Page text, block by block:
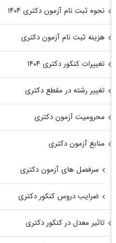
نحوه ثبت نام آزمون دکتری ۱۴۰۴
هزینه ثبت نام آزمون دکتری
تغییرات کنکور دکتری ۱۴۰۴
تغییر رشته در مقطع دکتری
محرومیت آزمون دکتری
منابع آزمون دکتری
سرفصل های آزمون دکتری
ضرایب دروس کنکور دکتری
تاثیر معدل در کنکور دکتری